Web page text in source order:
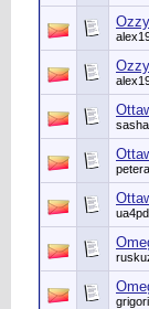
ua4pd